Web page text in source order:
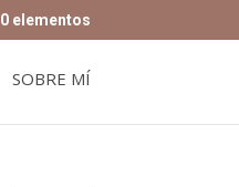
0 elementos
SOBRE MÍ